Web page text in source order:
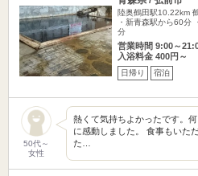
陸奥鶴田駅10.22km
・新青森駅から60分
分
営業時間 9:00～
入浴料金 400円～
日帰り 宿泊
50代～
女性
熱くて気持ちよかったです。
に感動しました。 食事もいた
た…